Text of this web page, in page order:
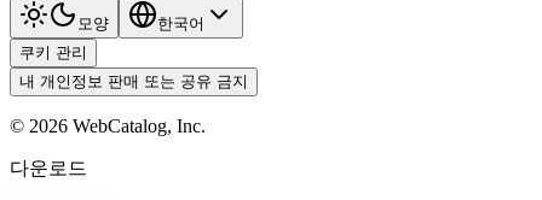
모양
한국어
쿠키 관리
내 개인정보 판매 또는 공유 금지
© 2026 WebCatalog, Inc.
다운로드